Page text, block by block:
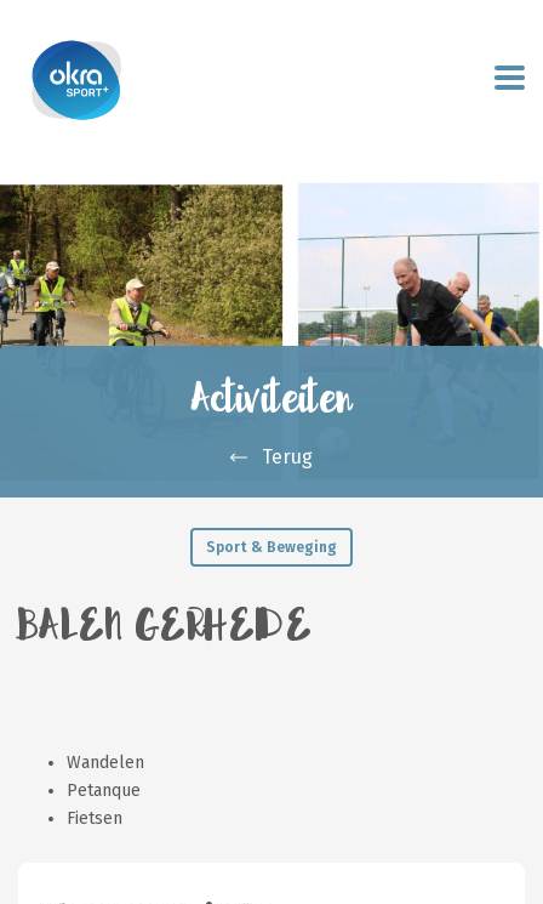
Activiteiten
Terug
Sport & Beweging
BALEN GERHEIDE
Wandelen
Petanque
Fietsen